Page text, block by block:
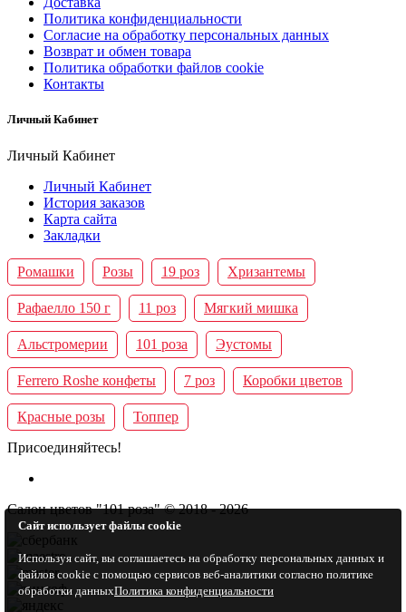
Политика конфиденциальности
Согласие на обработку персональных данных
Возврат и обмен товара
Политика обработки файлов cookie
Контакты
Личный Кабинет
Личный Кабинет
Личный Кабинет
История заказов
Карта сайта
Закладки
Ромашки Розы 19 роз Хризантемы
Рафаелло 150 г 11 роз Мягкий мишка
Альстромерии 101 роза Эустомы
Ferrero Roshe конфеты 7 роз Коробки цветов
Красные розы
Топпер
Присоединяйтесь!
Салон цветов "101 роза" © 2018 - 2026
Сайт использует файлы cookie
Используя сайт, вы соглашаетесь на обработку персональных данных и
файлов cookie c помощью сервисов веб-аналитики согласно политике
обработки данныхПолитика конфиденциальности